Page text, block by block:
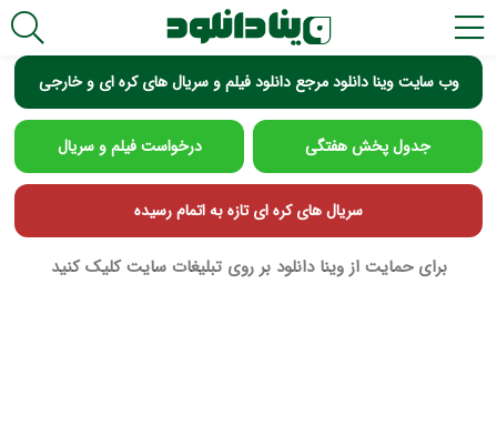
وب سایت وینا دانلود مرجع دانلود فیلم و سریال های کره ای و خارجی
جدول پخش هفتگی درخواست فیلم و سریال
سریال های کره ای تازه به اتمام رسیده
برای حمایت از وینا دانلود بر روی تبلیغات سایت کلیک کنید